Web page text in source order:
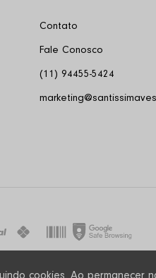
Contato
Fale Conosco
(11) 94455-5424